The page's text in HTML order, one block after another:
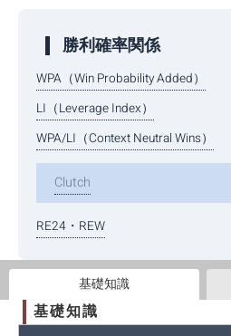
基礎知識
勝利確率関係
WPA（Win Probability Added）
LI（Leverage Index）
WPA/LI（Context Neutral Wins）
Clutch
RE24・REW
基礎知識